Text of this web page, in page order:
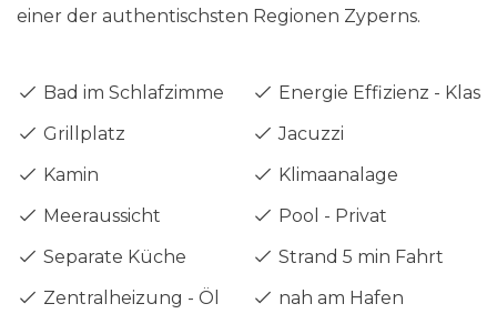
einer der authentischsten Regionen Zyperns.
Bad im Schlafzimme
Energie Effizienz -
Grillplatz
Jacuzzi
Kamin
Klimaanalage
Meeraussicht
Pool - Privat
Separate Küche
Strand 5 min Fahrt
Zentralheizung - Öl
nah am Hafen